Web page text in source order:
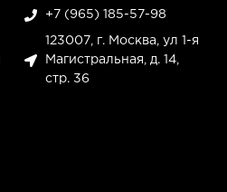
+7 (965) 185-57-98
123007, г. Москва, ул 1-я
Магистральная, д. 14,
стр. 36